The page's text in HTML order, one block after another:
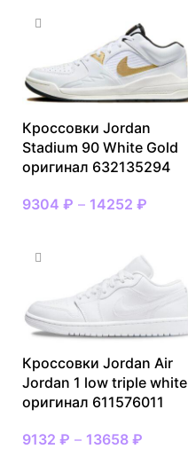
Кроссовки Jordan
Stadium 90 White Gold
оригинал 632135294
9304 ₽ – 14252 ₽
Кроссовки Jordan Air
Jordan 1 low triple white
оригинал 611576011
9132 ₽ – 13658 ₽